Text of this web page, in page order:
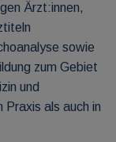
Ärzt:innen,
sowie
zum Gebiet
und
Praxis als auch in